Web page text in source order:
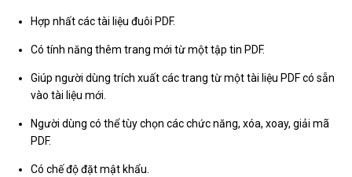
Hợp nhất các tài liệu đuôi PDF.
Có tính năng thêm trang mới từ một tập tin PDF.
Giúp người dùng trích xuất các trang từ một tài liệu PDF có sẵn
vào tài liệu mới.
Người dùng có thể tùy chọn các chức năng, xóa, xoay, giải mã
PDF.
Có chế độ đặt mật khẩu.